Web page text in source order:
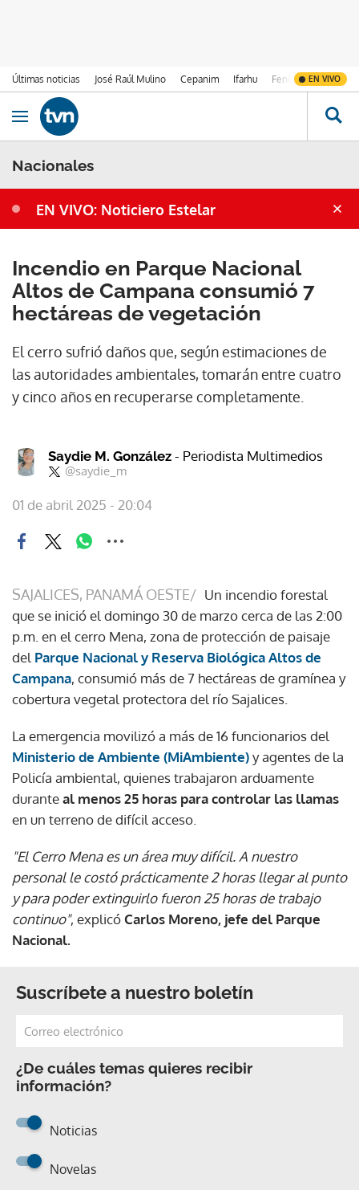
Últimas noticias José Raúl Mulino Cepanim Ifarhu Fenómeno de El
EN VIVO
Ir al contenido
Obrir navegació
Nacionales
EN VIVO: Noticiero Estelar
Incendio en Parque Nacional
Altos de Campana consumió 7
hectáreas de vegetación
El cerro sufrió daños que, según estimaciones de
las autoridades ambientales, tomarán entre cuatro
y cinco años en recuperarse completamente.
Saydie M. González - Periodista Multimedios
@saydie_m
01 de abril 2025 - 20:04
SAJALICES, PANAMÁ OESTE/ Un incendio forestal
que se inició el domingo 30 de marzo cerca de las 2:00
p.m. en el cerro Mena, zona de protección de paisaje
del Parque Nacional y Reserva Biológica Altos de
Campana, consumió más de 7 hectáreas de gramínea y
cobertura vegetal protectora del río Sajalices.
La emergencia movilizó a más de 16 funcionarios del
Ministerio de Ambiente (MiAmbiente)y agentes de la
Policía ambiental, quienes trabajaron arduamente
duranteal menos 25 horas para controlar las llamas
en un terreno de difícil acceso.
"El Cerro Mena es un área muy difícil. A nuestro
personal le costó prácticamente 2 horas llegar al punto
y para poder extinguirlo fueron 25 horas de trabajo
continuo", explicóCarlos Moreno, jefe del Parque
Nacional.
Suscríbete a nuestro boletín
¿De cuáles temas quieres recibir
información?
Noticias
Novelas